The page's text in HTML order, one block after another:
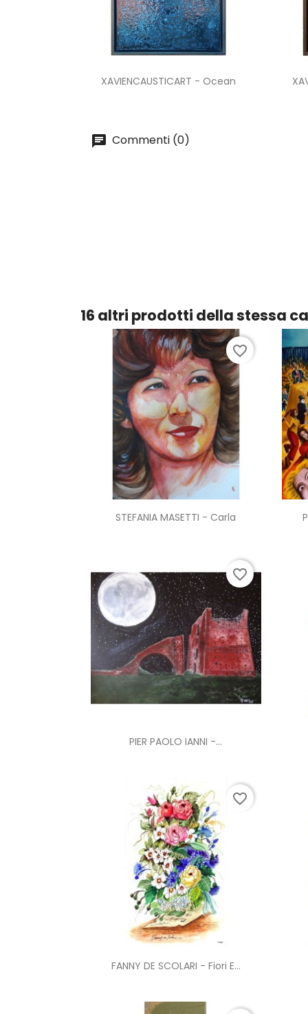
Anteprima
XAVIENCAUSTICART - Ocean
Commenti (0)
16 altri prodotti della stessa
Anteprima
STEFANIA MASETTI - Carla
favorite_border
Anteprima
PIER PAOLO IANNI -...
favorite_border
Anteprima
FANNY DE SCOLARI - Fiori E...
favorite_border